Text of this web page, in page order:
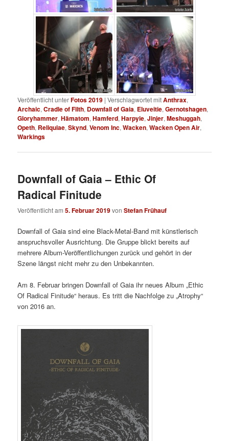
Veröffentlicht unterFotos 2019 |Verschlagwortet mitAnthrax,
Archaic,Cradle of Filth, Downfall of Gaia, Eluveitie,Gernotshagen,
Gloryhammer,Hämatom,Hamferd,Harpyie,Jinjer,Meshuggah,
Opeth, Reliquiae,Skynd,Venom Inc,Wacken,Wacken Open Air,
Warkings
Downfall of Gaia – Ethic Of
Radical Finitude
Veröffentlicht am5. Februar 2019vonStefan Frühauf
Downfall of Gaia sind eine Black-Metal-Band mit künstlerisch
anspruchsvoller Ausrichtung. Die Gruppe blickt bereits auf
mehrere Album-Veröffentlichungen zurück und gehört in der
Szene längst nicht mehr zu den Unbekannten.
Am 8. Februar bringen Downfall of Gaia ihr neues Album „Ethic
Of Radical Finitude“ heraus. Es tritt die Nachfolge zu „Atrophy“
von 2016 an.